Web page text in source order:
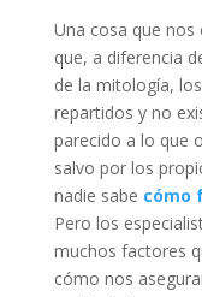
Una cosa que
que, a diferencia
de la mitología,
repartidos y no
parecido a lo que
salvo por los
nadie sabe cómo
Pero los
muchos factores
cómo nos